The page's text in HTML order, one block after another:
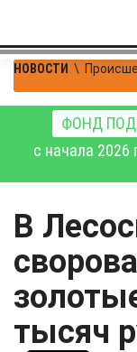
НОВОСТИ \
ФОНД
с начала 2026
В
тысяч